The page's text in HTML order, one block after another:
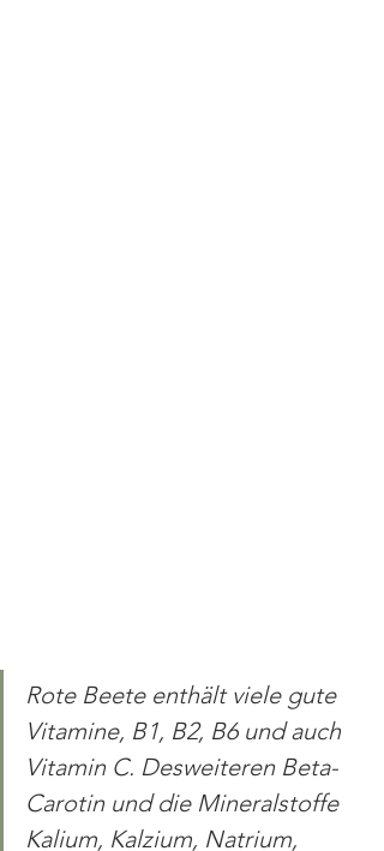
Rote Beete enthält viele gute
Vitamine, B1, B2, B6 und auch
Vitamin C. Desweiteren Beta-
Carotin und die Mineralstoffe
Kalium, Kalzium, Natrium,